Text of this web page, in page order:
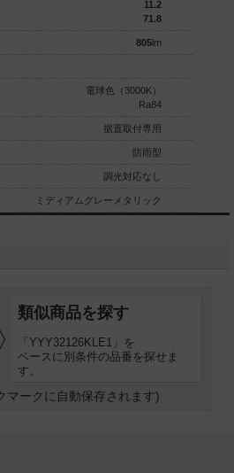
11.2
71.8
805lm
電球色（3000K）
Ra84
据置取付専用
防雨型
調光対応なし
ミディアムグレーメタリック
類似商品を探す
「YYY32126KLE1」を
ベースに別条件の品番を探せま
す。
マークに自動保存されます)